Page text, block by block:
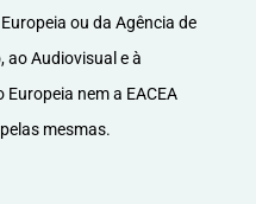
ou da Agência de
ao Audiovisual e à
Europeia nem a EACEA
mesmas.